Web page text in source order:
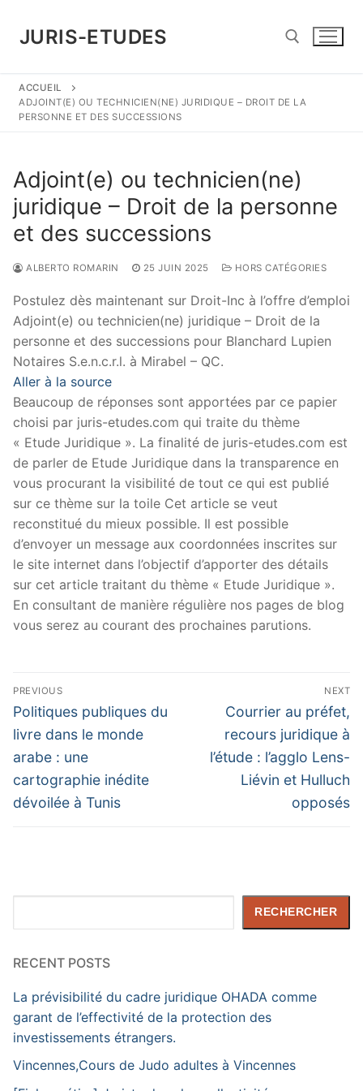
contenu
JURIS-ETUDES
ACCUEIL
ADJOINT(E) OU TECHNICIEN(NE) JURIDIQUE – DROIT DE LA
PERSONNE ET DES SUCCESSIONS
Adjoint(e) ou technicien(ne)
juridique – Droit de la personne
et des successions
ALBERTO ROMARIN 25 JUIN 2025 HORS CATÉGORIES
Postulez dès maintenant sur Droit-Inc à l’offre d’emploi
Adjoint(e) ou technicien(ne) juridique – Droit de la
personne et des successions pour Blanchard Lupien
Notaires S.e.n.c.r.l. à Mirabel – QC.
Aller à la source
Beaucoup de réponses sont apportées par ce papier
choisi par juris-etudes.com qui traite du thème
« Etude Juridique ». La finalité de juris-etudes.com est
de parler de Etude Juridique dans la transparence en
vous procurant la visibilité de tout ce qui est publié
sur ce thème sur la toile Cet article se veut
reconstitué du mieux possible. Il est possible
d’envoyer un message aux coordonnées inscrites sur
le site internet dans l’objectif d’apporter des détails
sur cet article traitant du thème « Etude Juridique ».
En consultant de manière régulière nos pages de blog
vous serez au courant des prochaines parutions.
Navigation
de
l’article
PREVIOUS
Previous
post:
Politiques publiques du
livre dans le monde
arabe : une
cartographie inédite
dévoilée à Tunis
NEXT
Next
post:
Courrier au préfet,
recours juridique à
l’étude : l’agglo Lens-
Liévin et Hulluch
opposés
RECHERCHER
RECENT POSTS
La prévisibilité du cadre juridique OHADA comme
garant de l’effectivité de la protection des
investissements étrangers.
Vincennes,Cours de Judo adultes à Vincennes